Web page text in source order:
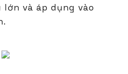
và áp dụng vào